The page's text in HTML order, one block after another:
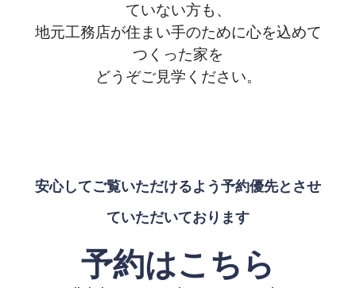
ていない方も、
地元工務店が住まい手のために心を込めて
つくった家を
どうぞご見学ください。
安心してご覧いただけるよう予約優先とさせ
ていただいております
予約はこちら